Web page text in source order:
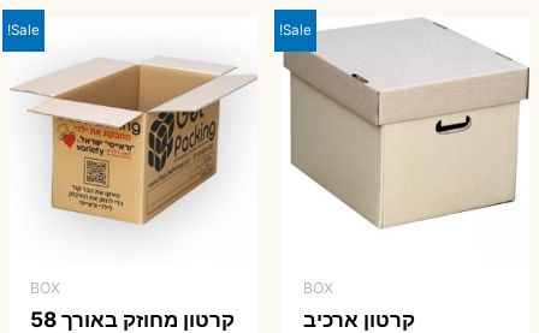
29 ₪.
23 ₪.
Sale!
BOX
קרטון ארכיב
Sale!
BOX
קרטון מחוזק באורך 58